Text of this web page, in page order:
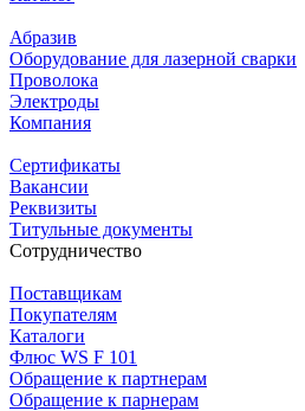
Абразив
Оборудование для лазерной сварки
Проволока
Электроды
Компания
Сертификаты
Вакансии
Реквизиты
Титульные документы
Сотрудничество
Поставщикам
Покупателям
Каталоги
Флюс WS F 101
Обращение к партнерам
Обращение к парнерам